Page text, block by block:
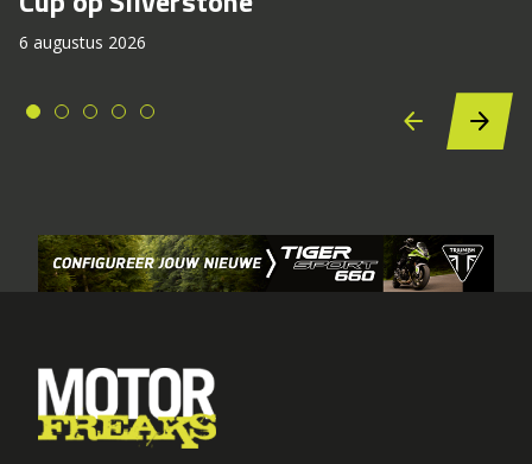
6 augustus 2026